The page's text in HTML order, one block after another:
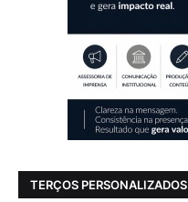
TERÇOS PERSONALIZADOS